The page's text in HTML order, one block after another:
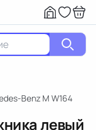
Benz M W164
левый